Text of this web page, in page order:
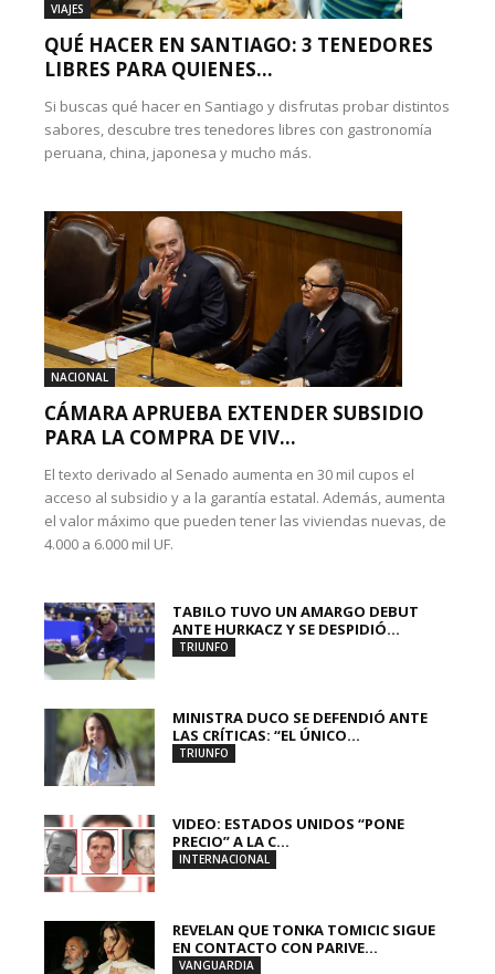
VIAJES
QUÉ HACER EN SANTIAGO: 3 TENEDORES
LIBRES PARA QUIENES...
Si buscas qué hacer en Santiago y disfrutas probar distintos
sabores, descubre tres tenedores libres con gastronomía
peruana, china, japonesa y mucho más.
NACIONAL
CÁMARA APRUEBA EXTENDER SUBSIDIO
PARA LA COMPRA DE VIV...
El texto derivado al Senado aumenta en 30 mil cupos el
acceso al subsidio y a la garantía estatal. Además, aumenta
el valor máximo que pueden tener las viviendas nuevas, de
4.000 a 6.000 mil UF.
TABILO TUVO UN AMARGO DEBUT
ANTE HURKACZ Y SE DESPIDIÓ...
TRIUNFO
MINISTRA DUCO SE DEFENDIÓ ANTE
LAS CRÍTICAS: “EL ÚNICO...
TRIUNFO
VIDEO: ESTADOS UNIDOS “PONE
PRECIO” A LA C...
INTERNACIONAL
REVELAN QUE TONKA TOMICIC SIGUE
EN CONTACTO CON PARIVE...
VANGUARDIA